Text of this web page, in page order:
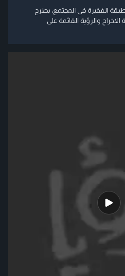
الفقيرة في المجتمع، يطرح
والرؤية القائمة على